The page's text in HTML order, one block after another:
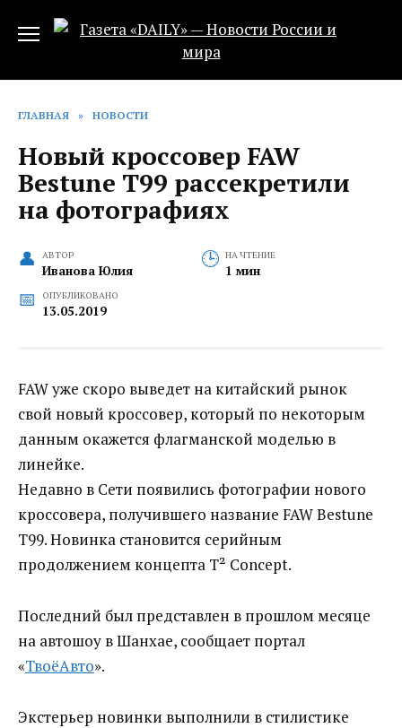
ГЛАВНАЯ » НОВОСТИ
Новый кроссовер FAW
Bestune T99 рассекретили
на фотографиях
АВТОР
Иванова Юлия
НА ЧТЕНИЕ
1 мин
ОПУБЛИКОВАНО
13.05.2019
FAW уже скоро выведет на китайский рынок
свой новый кроссовер, который по некоторым
данным окажется флагманской моделью в
линейке.
Недавно в Сети появились фотографии нового
кроссовера, получившего название FAW Bestune
T99. Новинка становится серийным
продолжением концепта T² Concept.
Последний был представлен в прошлом месяце
на автошоу в Шанхае, сообщает портал
«ТвоёАвто».
Экстерьер новинки выполнили в стилистике